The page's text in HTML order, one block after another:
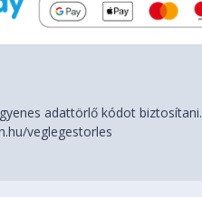
adattörlő kódot biztosítani.
veglegestorles